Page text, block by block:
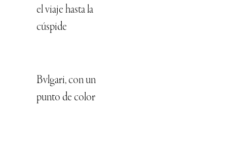
el viaje hasta la
cúspide
Bvlgari, con un
punto de color